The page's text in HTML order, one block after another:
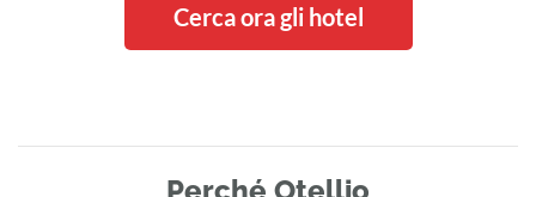
Cerca ora gli hotel
Perché Otellio